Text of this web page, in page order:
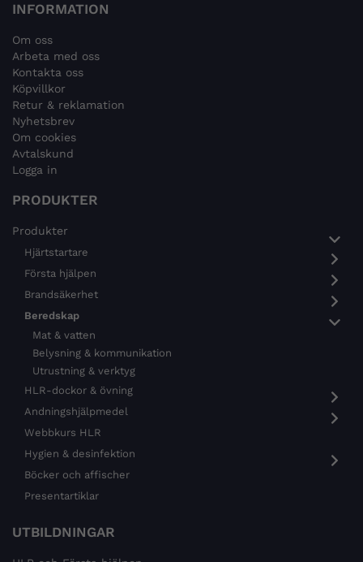
INFORMATION
Om oss
Arbeta med oss
Kontakta oss
Köpvillkor
Retur & reklamation
Nyhetsbrev
Om cookies
Avtalskund
Logga in
PRODUKTER
Produkter
Hjärtstartare
Första hjälpen
Brandsäkerhet
Beredskap
Mat & vatten
Belysning & kommunikation
Utrustning & verktyg
HLR-dockor & övning
Andningshjälpmedel
Webbkurs HLR
Hygien & desinfektion
Böcker och affischer
Presentartiklar
UTBILDNINGAR